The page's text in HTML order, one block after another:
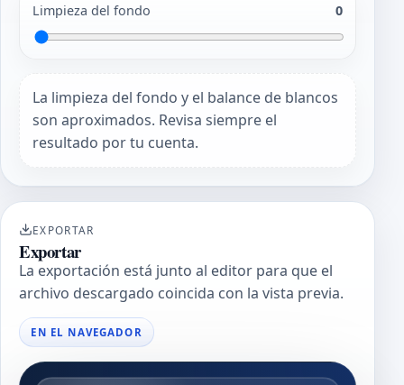
Limpieza del fondo 0
La limpieza del fondo y el balance de blancos
son aproximados. Revisa siempre el
resultado por tu cuenta.
EXPORTAR
Exportar
La exportación está junto al editor para que el
archivo descargado coincida con la vista previa.
EN EL NAVEGADOR